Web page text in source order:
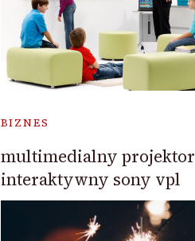
BIZNES
multimedialny projektor
interaktywny sony vpl